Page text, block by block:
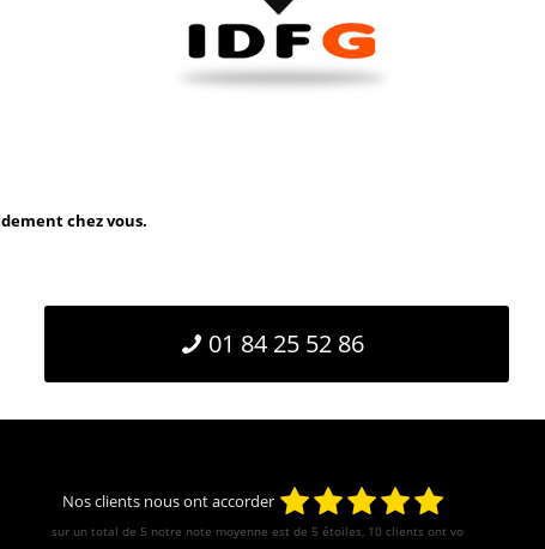
chez vous.
01 84 25 52 86
Nos clients nous ont accorder
sur un total de 5 notre note moyenne est de 5 étoiles, 10 clients ont votés